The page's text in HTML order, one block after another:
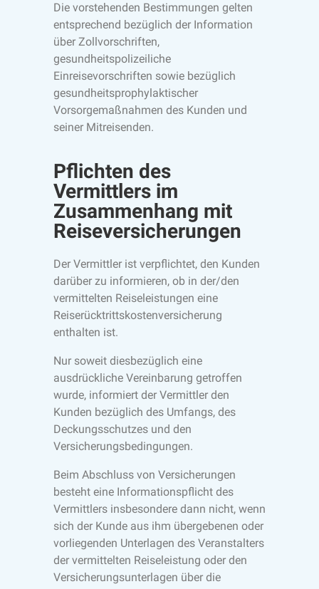
Die vorstehenden Bestimmungen gelten
entsprechend bezüglich der Information
über Zollvorschriften,
gesundheitspolizeiliche
Einreisevorschriften sowie bezüglich
gesundheitsprophylaktischer
Vorsorgemaßnahmen des Kunden und
seiner Mitreisenden.
Pflichten des
Vermittlers im
Zusammenhang mit
Reiseversicherungen
Der Vermittler ist verpflichtet, den Kunden
darüber zu informieren, ob in der/den
vermittelten Reiseleistungen eine
Reiserücktrittskostenversicherung
enthalten ist.
Nur soweit diesbezüglich eine
ausdrückliche Vereinbarung getroffen
wurde, informiert der Vermittler den
Kunden bezüglich des Umfangs, des
Deckungsschutzes und den
Versicherungsbedingungen.
Beim Abschluss von Versicherungen
besteht eine Informationspflicht des
Vermittlers insbesondere dann nicht, wenn
sich der Kunde aus ihm übergebenen oder
vorliegenden Unterlagen des Veranstalters
der vermittelten Reiseleistung oder den
Versicherungsunterlagen über die